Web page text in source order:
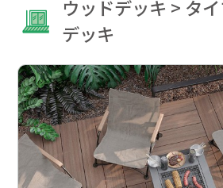
ウッドデッキ > タ
デッキ